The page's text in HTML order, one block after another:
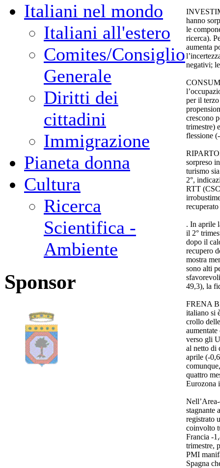
Italiani nel mondo
Italiani all'estero
Comites/Consiglio
Generale
Diritti dei
cittadini
Immigrazione
Pianeta donna
Cultura
Ricerca
Scientifica -
Ambiente
Sponsor
hanno
le
ricerca).
aumenta
negativi;
per il
crescono
trimestre)
flessione
sorpreso
turismo
2°,
RTT
. In aprile
il 2°
dopo il
recupero
mostra
sono alti
49,3), la
FRENA
italiano si
crollo
verso gli
al netto di
aprile (-
quattro
Eurozona
stagnante
registrato
coinvolto
Francia -
trimestre,
PMI
Spagna